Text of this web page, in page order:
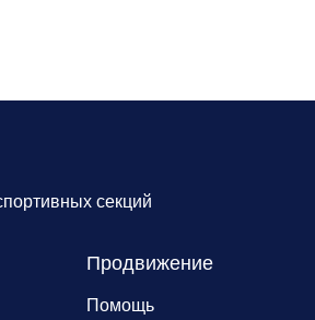
секций
Продвижение
Помощь